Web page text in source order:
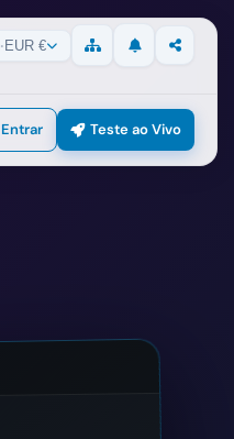
·EUR € Mapa do Site
Atualizações
Partilhar
Entrar Teste ao Vivo